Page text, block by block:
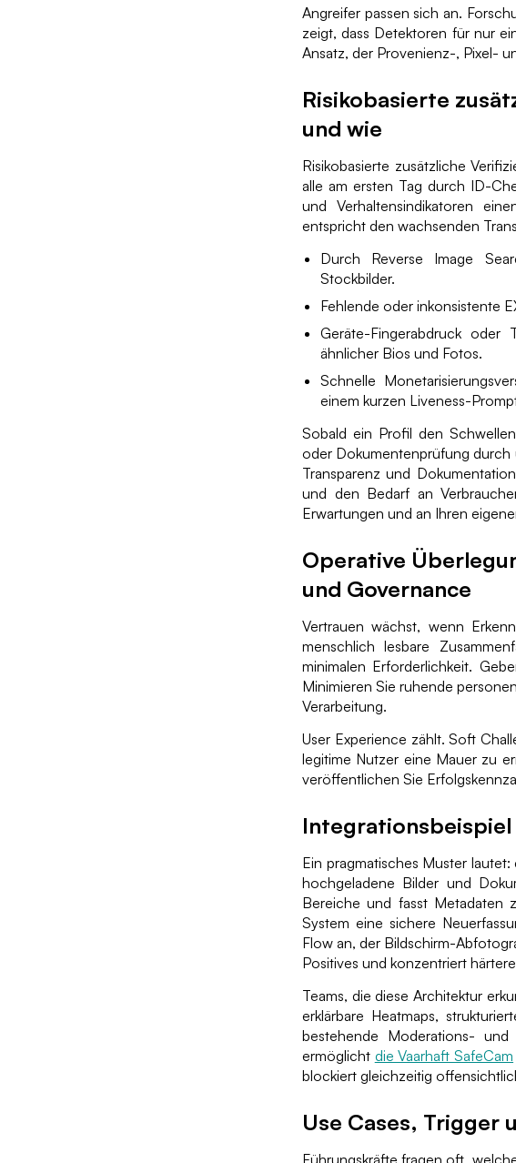
Angreifer passen sich an.
zeigt, dass Detektoren für nur
Ansatz, der Provenienz-, Pixel-
Risikobasierte
und wie
Risikobasierte zusätzliche
alle am ersten Tag durch ID-
und Verhaltensindikatoren
entspricht den wachsenden
Durch Reverse Image
Stockbilder.
Fehlende oder inkonsistente
Geräte-Fingerabdruck oder
ähnlicher Bios und Fotos.
Schnelle
einem kurzen Liveness-
Sobald ein Profil den
oder Dokumentenprüfung durch
Transparenz und
und den Bedarf an
Erwartungen und an Ihren
Operative
und Governance
Vertrauen wächst, wenn
menschlich lesbare
minimalen Erforderlichkeit.
Minimieren Sie ruhende
Verarbeitung.
User Experience zählt. Soft
legitime Nutzer eine Mauer zu
veröffentlichen Sie
Ein pragmatisches Muster
hochgeladene Bilder und
Bereiche und fasst Metadaten
System eine sichere
Flow an, der Bildschirm-
Positives und konzentriert
Teams, die diese Architektur
erklärbare Heatmaps,
bestehende Moderations- und
ermöglicht die Vaarhaft SafeCam
blockiert gleichzeitig
Use Cases, Trigger
Führungskräfte fragen oft,